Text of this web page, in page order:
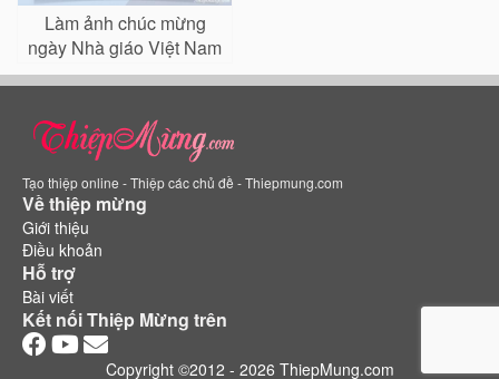
Làm ảnh chúc mừng
ngày Nhà giáo Việt Nam
20/11 đẹp nhất
Tạo thiệp online - Thiệp các chủ đề - Thiepmung.com
Về thiệp mừng
Giới thiệu
Điều khoản
Hỗ trợ
Bài viết
Kết nối Thiệp Mừng trên
Copyright ©2012 - 2026 ThiepMung.com